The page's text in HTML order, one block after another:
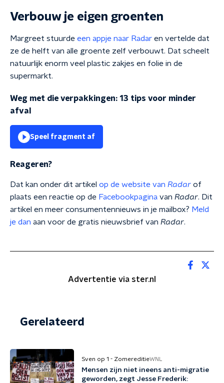
Verbouw je eigen groenten
Margreet stuurde een appje naar Radar en vertelde dat
ze de helft van alle groente zelf verbouwt. Dat scheelt
natuurlijk enorm veel plastic zakjes en folie in de
supermarkt.
Weg met die verpakkingen: 13 tips voor minder
afval
Speel fragment af
Reageren?
Dat kan onder dit artikel op de website van Radar of
plaats een reactie op de Facebookpagina van Radar. Dit
artikel en meer consumentennieuws in je mailbox? Meld
je dan aan voor de gratis nieuwsbrief van Radar.
Advertentie via ster.nl
Gerelateerd
Sven op 1 - ZomereditieWNL
Mensen zijn niet ineens anti-migratie
geworden, zegt Jesse Frederik: